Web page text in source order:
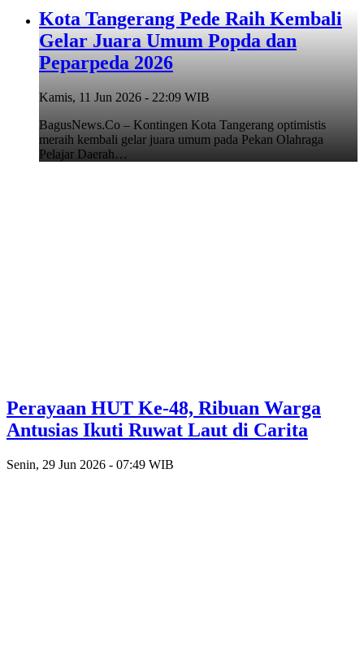
Kota Tangerang Pede Raih Kembali
Gelar Juara Umum Popda dan
Peparpeda 2026
Kamis, 11 Jun 2026 - 22:09 WIB
BagusNews.Co – Kontingen Kota Tangerang optimistis
meraih kembali gelar juara umum pada Pekan Olahraga
Pelajar Daerah…
Perayaan HUT Ke-48, Ribuan Warga
Antusias Ikuti Ruwat Laut di Carita
Senin, 29 Jun 2026 - 07:49 WIB